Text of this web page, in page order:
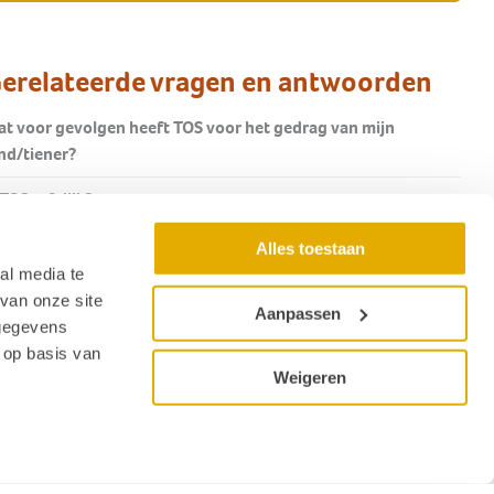
media te
onze site
basis van
Alles toestaan
Aanpassen
Weigeren
vragen en antwoorden
voor gevolgen heeft TOS voor het gedrag van mijn
tiener?
erfelijk?
TOS iets over de intelligentie van mijn kind?
kun je eraan doen?